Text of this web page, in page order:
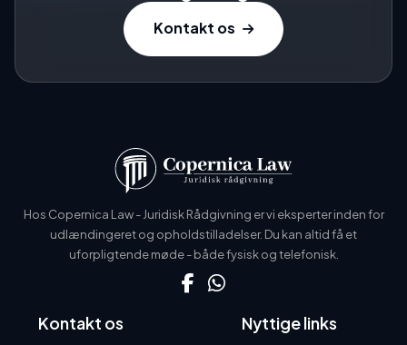
Kontakt os
Hos Copernica Law - Juridisk Rådgivning er vi eksperter inden for
udlændingeret og opholdstilladelser. Du kan altid få et
uforpligtende møde - både fysisk og telefonisk.
Nyttige links
Kontakt os